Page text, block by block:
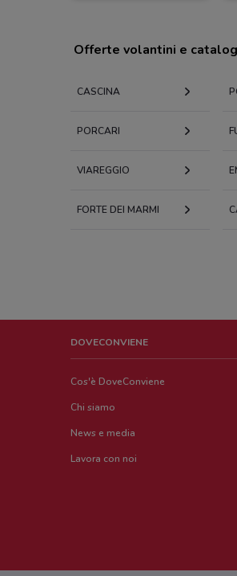
Offerte volantini e
CASCINA
PORCARI
VIAREGGIO
FORTE DEI MARMI
DOVECONVIENE
Cos'è DoveConviene
Chi siamo
News e media
Lavora con noi